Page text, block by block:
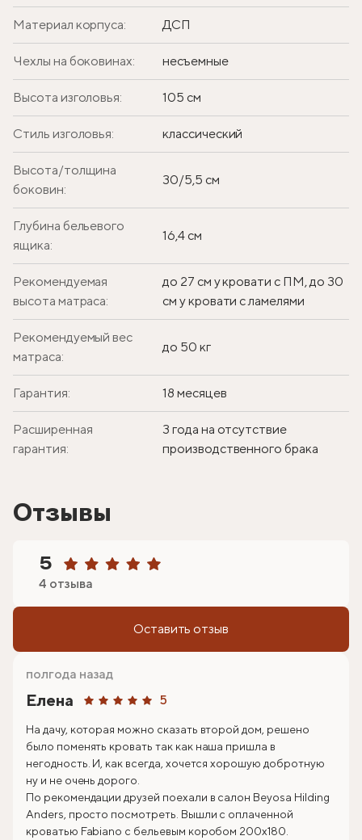
Материал корпуса: ДСП
Чехлы на боковинах: несъемные
Высота изголовья: 105 см
Стиль изголовья: классический
Высота/толщина
боковин:
30/5,5 см
Глубина бельевого
ящика:
16,4 см
Рекомендуемая
высота матраса:
до 27 см у кровати с ПМ, до 30
см у кровати с ламелями
Рекомендуемый вес
матраса:
до 50 кг
Гарантия: 18 месяцев
Расширенная
гарантия:
3 года на отсутствие
производственного брака
Отзывы
5
4 отзыва
Оставить отзыв
Елена 5
полгода назад
На дачу, которая можно сказать второй дом, решено
было поменять кровать так как наша пришла в
негодность. И, как всегда, хочется хорошую добротную
ну и не очень дорого.
По рекомендации друзей поехали в салон Beyosa Hilding
Anders, просто посмотреть. Вышли с оплаченной
кроватью Fabiano с бельевым коробом 200х180.